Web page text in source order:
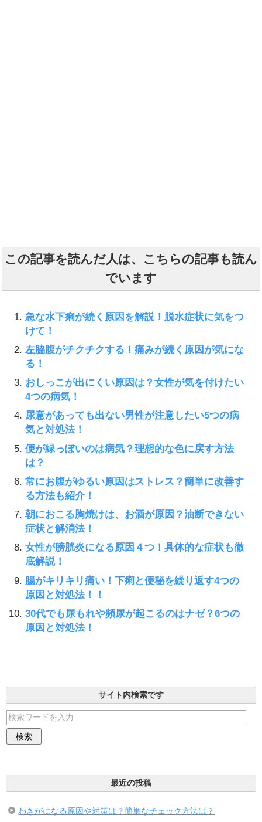
この記事を読んだ人は、こちらの記事も読ん
でいます
急な水下痢が続く原因を解説！脱水症状に気をつ
けて！
左脇腹がチクチクする！痛みが続く原因が気にな
る！
おしっこが出にくい原因は？女性が気を付けたい
4つの病気！
尿意があっても出ない男性が注意したい5つの病
気と対処法！
便が緑っぽいのは病気？理想的な色に戻す方法
は？
常にお腹がゆるい原因はストレス？簡単に改善す
る方法も紹介！
朝におこる胸焼けは、お酒が原因？油断できない
症状と解消法！
女性が膀胱炎になる原因４つ！具体的な症状も徹
底解説！
腸がキリキリ痛い！下痢と便秘を繰り返す4つの
原因と対処法！！
30代でも尿もれや頻尿が起こるのはナゼ？6つの
原因と対処法！
サイト内検索です
最近の投稿
わきがになる原因や対策は？簡単なチェック方法は？